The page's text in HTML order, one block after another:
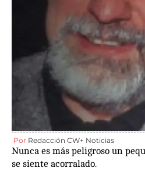
Por Redacción CW+ Noticias
Nunca es más peligroso un
se siente acorralado.